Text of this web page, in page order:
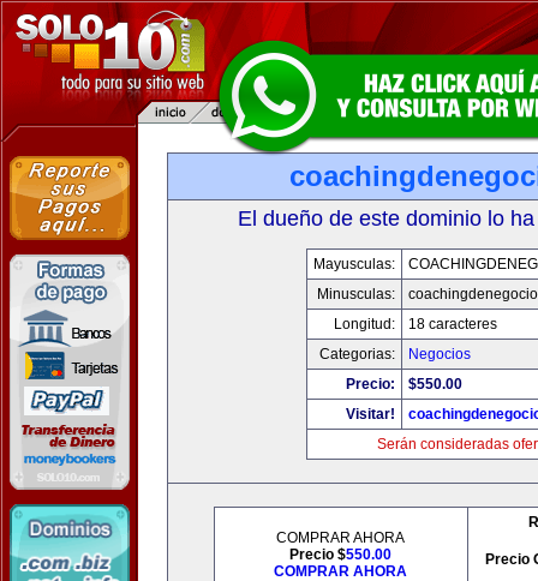
El dueño de este dominio lo
Mayusculas:
Minusculas:
Longitud:
18 caracteres
Categorias:
Negocios
Precio:
$550.00
Visitar!
Serán consideradas
COMPRAR AHORA
Precio $550.00
COMPRAR AHORA
Precio